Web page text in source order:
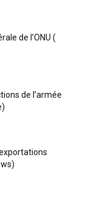
de l’ONU (
de l’armée